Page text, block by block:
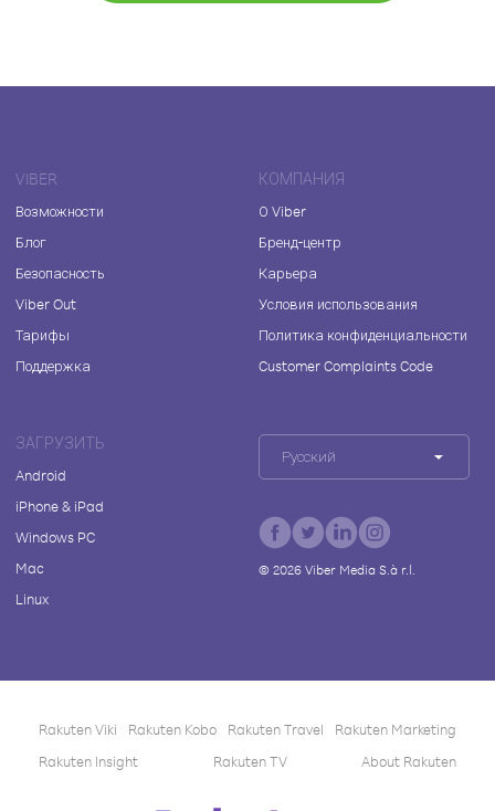
VIBER
Возможности
Блог
Безопасность
Viber Out
Тарифы
Поддержка
КОМПАНИЯ
О Viber
Бренд-центр
Карьера
Условия использования
Политика конфиденциальности
Customer Complaints Code
ЗАГРУЗИТЬ
Android
iPhone & iPad
Windows PC
Mac
Linux
Русский
© 2026Viber Media S.à r.l.
Rakuten Viki Rakuten Kobo Rakuten Travel
Rakuten Marketing
Rakuten Insight
Rakuten TV About Rakuten